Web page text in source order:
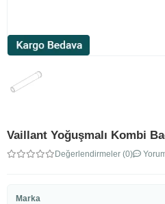
Vaillant Yoğuşmalı Kombi
Değerlendirmeler (0)
Marka